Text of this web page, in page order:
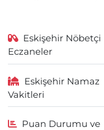
Eskişehir Nöbetçi
Eczaneler
Eskişehir Namaz
Vakitleri
Puan Durumu ve